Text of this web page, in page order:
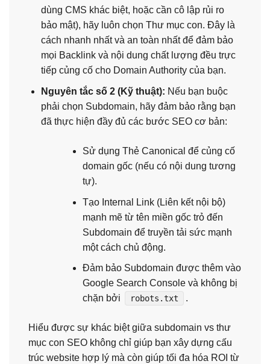
dùng CMS khác biệt, hoặc cần cô lập rủi ro
bảo mật), hãy luôn chọn Thư mục con. Đây là
cách nhanh nhất và an toàn nhất để đảm bảo
mọi Backlink và nội dung chất lượng đều trực
tiếp củng cố cho Domain Authority của bạn.
Nguyên tắc số 2 (Kỹ thuật): Nếu bạn buộc
phải chọn Subdomain, hãy đảm bảo rằng bạn
đã thực hiện đầy đủ các bước SEO cơ bản:
Sử dụng Thẻ Canonical để củng cố
domain gốc (nếu có nội dung tương
tự).
Tạo Internal Link (Liên kết nội bộ)
mạnh mẽ từ tên miền gốc trỏ đến
Subdomain để truyền tải sức mạnh
một cách chủ động.
Đảm bảo Subdomain được thêm vào
Google Search Console và không bị
chặn bởi
robots.txt .
Hiểu được sự khác biệt giữa subdomain vs thư
mục con SEO không chỉ giúp bạn xây dựng cấu
trúc website hợp lý mà còn giúp tối đa hóa ROI từ